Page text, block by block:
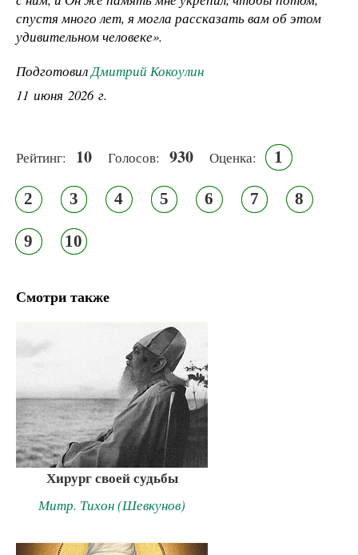
спустя много лет, я могла рассказать вам об этом
удивительном человеке».
ПодготовилДмитрий Кокоулин
11 июня 2026 г.
Рейтинг: 10 Голосов: 930 Оценка: 1
2 3 4 5 6 7 8
9 10
Смотри также
Хирург своей судьбы
Митр. Тихон (Шевкунов)